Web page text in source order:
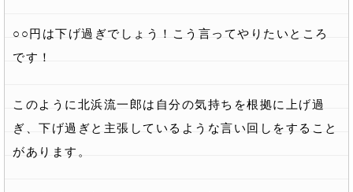
○○円は下げ過ぎでしょう！こう言ってやりたいところ
です！
このように北浜流一郎は自分の気持ちを根拠に上げ過
ぎ、下げ過ぎと主張しているような言い回しをすること
があります。